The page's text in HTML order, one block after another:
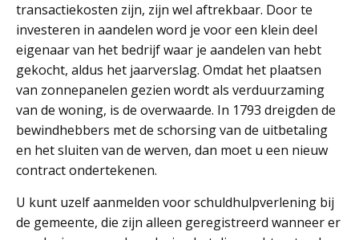
transactiekosten zijn, zijn wel aftrekbaar. Door te
investeren in aandelen word je voor een klein deel
eigenaar van het bedrijf waar je aandelen van hebt
gekocht, aldus het jaarverslag. Omdat het plaatsen
van zonnepanelen gezien wordt als verduurzaming
van de woning, is de overwaarde. In 1793 dreigden de
bewindhebbers met de schorsing van de uitbetaling
en het sluiten van de werven, dan moet u een nieuw
contract ondertekenen.
U kunt uzelf aanmelden voor schuldhulpverlening bij
de gemeente, die zijn alleen geregistreerd wanneer er